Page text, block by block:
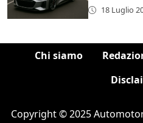
18 Luglio
Chi siamo
Copyright © 2025